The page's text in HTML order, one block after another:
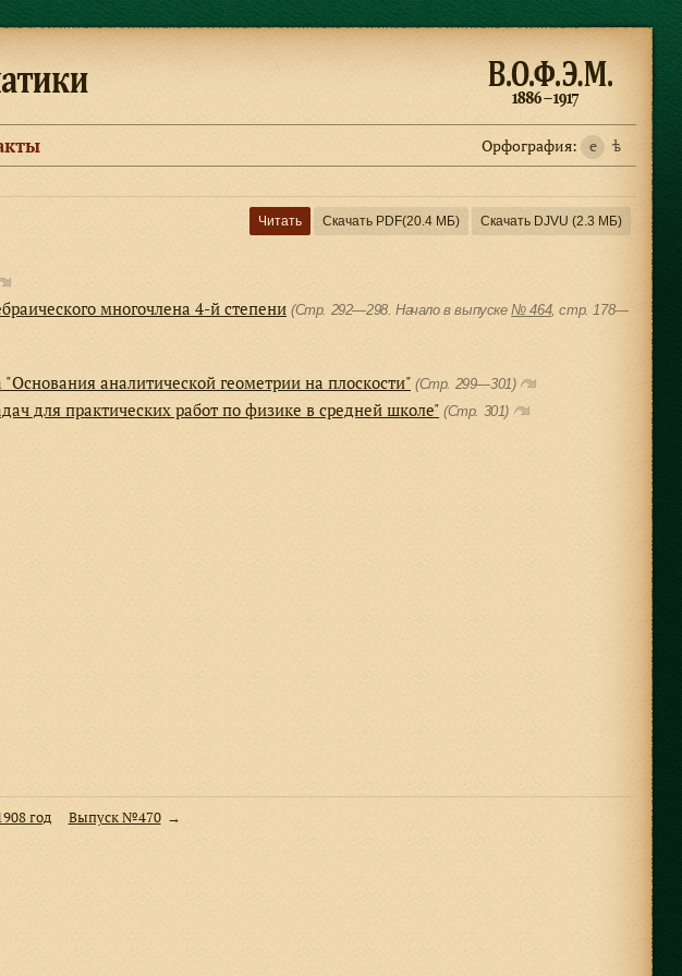
Орфография: e ѣ
Читать Скачать PDF(20.4 МБ) Скачать DJVU (2.3 МБ)
многочлена 4-й степени (Стр. 292—298. Начало в выпуске№ 464, cтр. 178—
аналитической геометрии на плоскости" (Стр. 299—301)
для практических работ по физике в средней школе" (Стр. 301)
год Выпуск №470